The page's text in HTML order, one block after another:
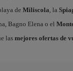
de Miliscola, la
Bagno Elena o el
las mejores ofertas de